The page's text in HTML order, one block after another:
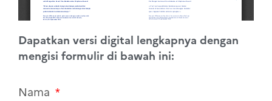
Dapatkan versi digital lengkapnya dengan
mengisi formulir di bawah ini:
Nama